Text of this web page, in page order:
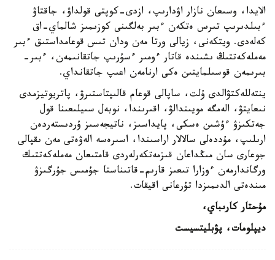
الايدا، وسىعان نازار اۋدارىپ، ازدى-كوپتى قولداۋ، جاقتاۋ
ءبىلدىرىپ تىرس ەتكەن ءبىر بەلگىنى كوزىمىز شالماي-اق
كەلەدى. ويتكەنى، زيالى ورتا مەن ودان تىس قوعامداستىق ءبىر
مەملەكەتتىڭ ىشىندە قاتار ءومىر ءسۇرىپ جاتقانىمەن، ءبىر-
بىرىمەن قوسىلمايتىن ەكى ارنامەن اعىپ جاتقانداي.
ينتەللەكتۋالدى ۇلت، ساپالى قوعام قالىپتاستىرۋ، پاتريوتيزمدى
نىعايتۋ، الەمگە مويىندالۋ، اقىرىندا، نوبەل سىيلىعىنا قول
جەتكىزۋ ءۇشىن ەسكى، پايداسىز، ناتيجەسىز ۇردىستەردەن
ارىلىپ، مۇددەلى سالالار اراسىندا، اسىرەسە الەۋەتى مەن ىقپالى
جوعارى سان مىڭداعان قىزمەتكەرلەردى قامتىعان مەملەكەتتىك
ورگاندارمەن ءوزارا تىعىز قارىم-قاتىناستا جۇمىس جۇرگىزۋ
مىندەتى الدىمىزدا تۇرعانى اقيقات.
مۇحتار كارىباي،
ديپلومات، پۋبليتسيست